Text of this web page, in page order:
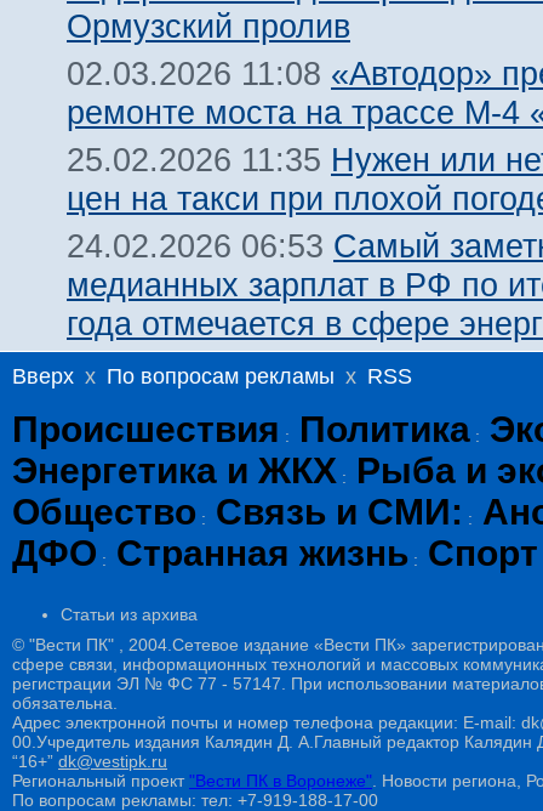
Ормузский пролив
02.03.2026 11:08 «Автодор»
ремонте моста на трассе М-4
25.02.2026 11:35 Нужен или
цен на такси при плохой
24.02.2026 06:53 Самый
медианных зарплат в РФ по
года отмечается в сфере
Вверх x По вопросам рекламы x RSS
Происшествия : Политика :
Энергетика и ЖКХ :
Рыба и
Общество : Связь и СМИ: :
ДФО : Странная жизнь : Спорт
Статьи из архива
© "Вести ПК" , 2004.Сетевое издание «Вести ПК»
сфере связи, информационных технологий и массовых
регистрации ЭЛ № ФС 77 - 57147. При использовании
обязательна.
Адрес электронной почты и номер телефона редакции: E-mail:
00.Учредитель издания Калядин Д. А.Главный редактор
“16+” dk@vestipk.ru
Региональный проект"Вести ПК в Воронеже" . Новости региона,
По вопросам рекламы: тел: +7-919-188-17-00